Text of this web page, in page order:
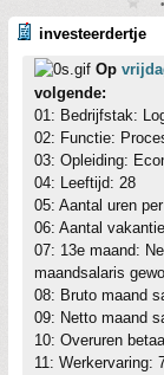
investeerdertje
Op
volgende:
01: Bedrijfstak:
02: Functie:
03: Opleiding:
04: Leeftijd: 28
05: Aantal uren
06: Aantal
07: 13e maand:
maandsalaris
08: Bruto maand
09: Netto maand
10: Overuren
11: Werkervaring: